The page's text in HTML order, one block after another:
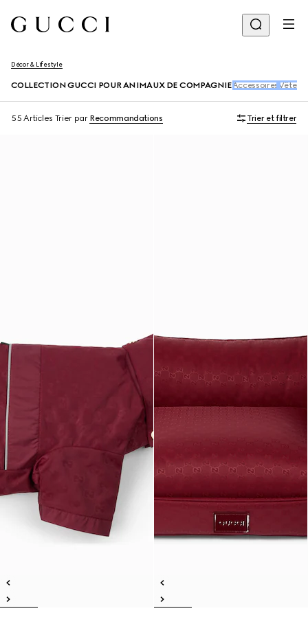
Décor & Lifestyle
COLLECTION GUCCI POUR ANIMAUX DE COMPAGNIE Accessoires
55 Articles Trier par Recommandations Trier et filtrer